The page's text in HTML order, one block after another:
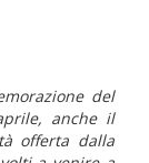
del
anche il
offerta dalla